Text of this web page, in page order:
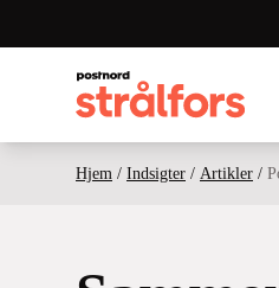
Hjem / Indsigter / Artikler /